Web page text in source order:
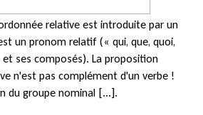
relative est introduite par un
un pronom relatif (« qui, que, quoi,
ses composés). La proposition
n'est pas complément d'un verbe !
du groupe nominal [...].